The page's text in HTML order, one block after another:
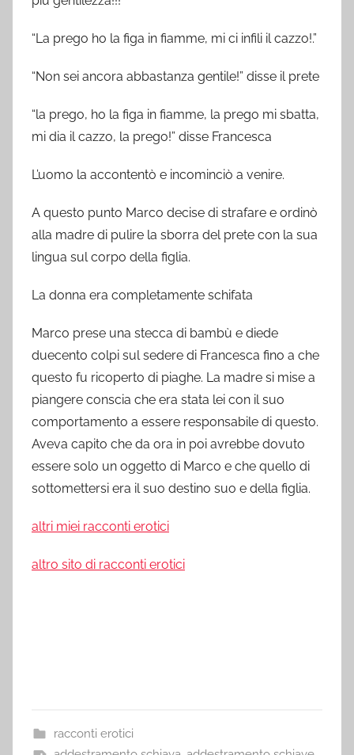
“La prego ho la figa in fiamme, mi ci infili il cazzo!.”
“Non sei ancora abbastanza gentile!” disse il prete
“la prego, ho la figa in fiamme, la prego mi sbatta,
mi dia il cazzo, la prego!” disse Francesca
L’uomo la accontentò e incominciò a venire.
A questo punto Marco decise di strafare e ordinò
alla madre di pulire la sborra del prete con la sua
lingua sul corpo della figlia.
La donna era completamente schifata
Marco prese una stecca di bambù e diede
duecento colpi sul sedere di Francesca fino a che
questo fu ricoperto di piaghe. La madre si mise a
piangere conscia che era stata lei con il suo
comportamento a essere responsabile di questo.
Aveva capito che da ora in poi avrebbe dovuto
essere solo un oggetto di Marco e che quello di
sottomettersi era il suo destino suo e della figlia.
altri miei racconti erotici
altro sito di racconti erotici
racconti erotici